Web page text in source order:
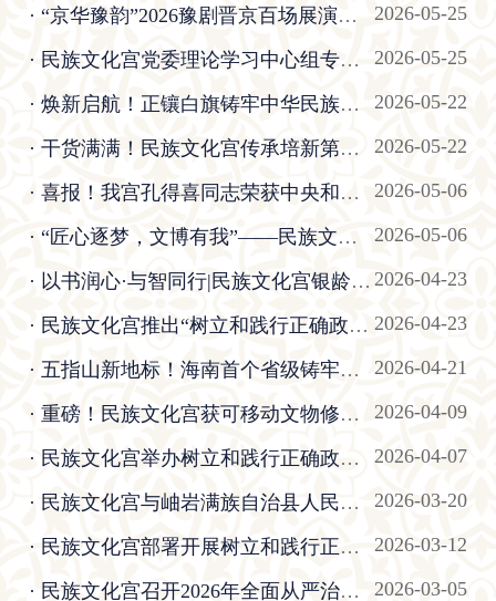
· “京华豫韵”2026豫剧晋京百场展演签约仪式暨新闻发布会在民族文化宫大剧院成功举办 2026-05-25
· 民族文化宫党委理论学习中心组专题学习《中华人民共和国民族团结进步促进法》 2026-05-25
· 焕新启航！正镶白旗铸牢中华民族共同体意识主题馆揭牌 2026-05-22
· 干货满满！民族文化宫传承培新第一课专治“新闻稿下笔难” 2026-05-22
· 喜报！我宫孔得喜同志荣获中央和国家机关五一劳动奖章：为铸牢中华民族共同体意识凝聚实干力量 2026-05-06
· “匠心逐梦，文博有我”——民族文化宫召开庆祝“五一”国际劳动节干部职工座谈会 2026-05-06
· 以书润心·与智同行|民族文化宫银龄读书会成立2周年暨世界读书日交流活动圆满举办 2026-04-23
· 民族文化宫推出“树立和践行正确政绩观学习教育”专题橱窗 2026-04-23
· 五指山新地标！海南首个省级铸牢中华民族共同体意识展示馆揭牌 2026-04-21
· 重磅！民族文化宫获可移动文物修复资质，以初心守护中华民族生生不息的文化根基 2026-04-09
· 民族文化宫举办树立和践行正确政绩观学习教育读书班暨党委理论学习中心组2026年第2次集体学习 2026-04-07
· 民族文化宫与岫岩满族自治县人民政府签署合作框架协议 2026-03-20
· 民族文化宫部署开展树立和践行正确政绩观学习教育工作 2026-03-12
· 民族文化宫召开2026年全面从严治党工作会议 2026-03-05